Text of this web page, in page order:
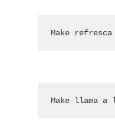
Make
Make llama a